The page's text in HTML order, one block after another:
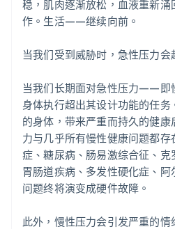
稳，肌肉逐渐放松，血液重新
作。生活——继续向前。
当我们受到威胁时，急性压力会
当我们长期面对急性压力——即
身体执行超出其设计功能的任
的身体，带来严重而持久的健康
力与几乎所有慢性健康问题都
症、糖尿病、肠易激综合征、克
胃肠道疾病、多发性硬化症、
问题终将演变成硬件故障。
此外，慢性压力会引发严重的